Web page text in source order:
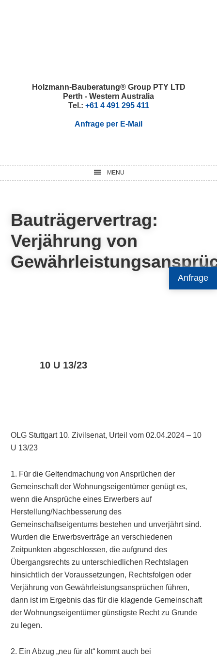
Anfrage
Holzmann-Bauberatung® Group PTY LTD
Perth - Western Australia
Tel.: +61 4 491 295 411
Anfrage per E-Mail
MENU
Bauträgervertrag:
Verjährung von
10 U 13/23
OLG Stuttgart 10. Zivilsenat, Urteil vom 02.04.2024 – 10
U 13/23
1. Für die Geltendmachung von Ansprüchen der
Gemeinschaft der Wohnungseigentümer genügt es,
wenn die Ansprüche eines Erwerbers auf
Herstellung/Nachbesserung des
Gemeinschaftseigentums bestehen und unverjährt sind.
Wurden die Erwerbsverträge an verschiedenen
Zeitpunkten abgeschlossen, die aufgrund des
Übergangsrechts zu unterschiedlichen Rechtslagen
hinsichtlich der Voraussetzungen, Rechtsfolgen oder
Verjährung von Gewährleistungsansprüchen führen,
dann ist im Ergebnis das für die klagende Gemeinschaft
der Wohnungseigentümer günstigste Recht zu Grunde
zu legen.
2. Ein Abzug „neu für alt“ kommt auch bei